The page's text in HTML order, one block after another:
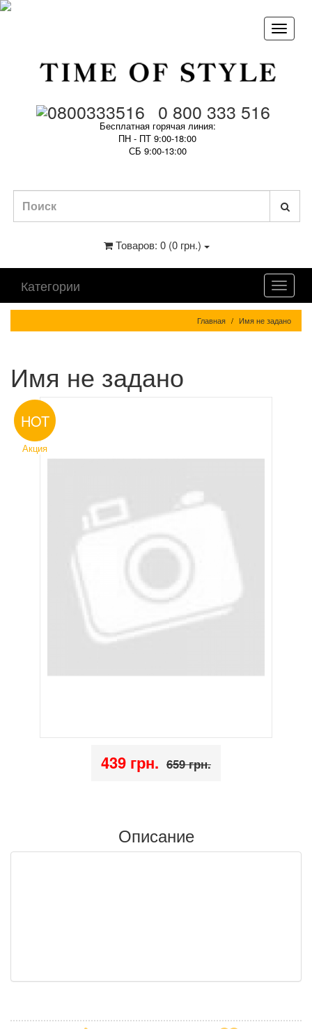
0 800 333 516
Бесплатная горячая линия:
ПН - ПТ 9:00-18:00
СБ 9:00-13:00
Товаров: 0 (0 грн.)
Категории
Главная Имя не задано
Имя не задано
HOT
Акция
439 грн. 659 грн.
Описание